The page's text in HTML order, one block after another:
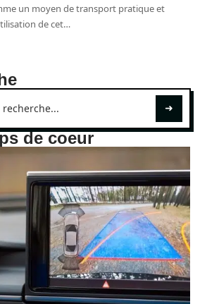
un moyen de transport pratique et
de cet…
de coeur